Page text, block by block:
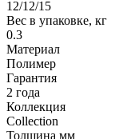
12/12/15
Вес в упаковке, кг
0.3
Материал
Полимер
Гарантия
2 года
Коллекция
Collection
Толщина мм